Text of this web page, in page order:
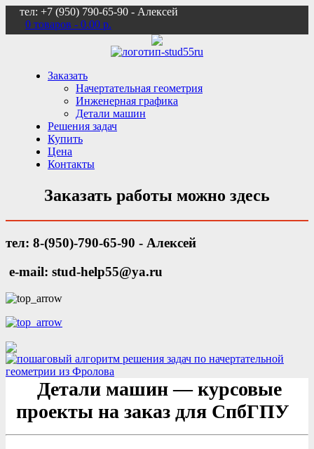
тел: +7 (950) 790-65-90 - Алексей
0 товаров - 0.00 р.
Заказать
Начертательная геометрия
Инженерная графика
Детали машин
Решения задач
Купить
Цена
Контакты
Заказать работы можно здесь
тел: 8-(950)-790-65-90 - Алексей
e-mail: stud-help55@ya.ru
Детали машин — курсовые
проекты на заказ для СпбГПУ